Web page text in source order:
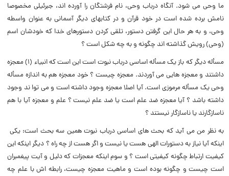
ما وحى مى شود. آنگاه درباب وحى، نام فرشتگان را آورده اند، جبرئیلى مخصوصا
نامش برده شده است در خود قرآن و در کتابهاى دیگر آسمانى به عنوان واسطه
وحى، و به هر حال این گرفتن دستور، تلقى کردن دستورهاى خدا که خودشان اسم
(‌وحى) رویش گذاشته اند چگونه و به چه شکل است ؟
مسأله دیگر که باز یک مسأله اساسى درباب نبوت است این است که انبیاء (۱) معجزه
داشتند و معجزه هایى مى آوردند. معجزه چیست ؟ خود معجزه هم به اندازه مسأله
وحى یک مسأله مرموزى است. آیا اصلا معجزه وجود داشته است و مى توا ند وجود
داشته باشد ؟ آیا معجزه ضد علم است یا ضد علم نیست ؟ علم و معجزه آیا با هم
ناسازگارند یا ناسازگار نیستند ؟
به نظر من مى آید که بحث هاى اساسى درباب نبوت همین سه بحث است: یکى
اینکه آیا نیاز به دستورات الهى هست یا نیست و اگر هست از چه راه ؟ دیگر اینکه این
کیفیت ارتباط چگونه کیفیتى است ؟ و سوم اینکه معجزات که دلیل و آیت پیغمبران
است چیست و چگونه بوده است و ماهیت معجزه چیست، رابطه اش با علم چه